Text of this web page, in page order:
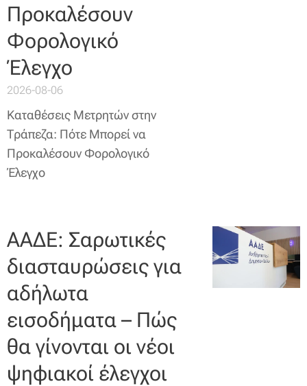
Προκαλέσουν
Φορολογικό
Έλεγχο
2026-08-06
Καταθέσεις Μετρητών στην
Τράπεζα: Πότε Μπορεί να
Προκαλέσουν Φορολογικό
Έλεγχο
ΑΑΔΕ: Σαρωτικές
διασταυρώσεις για
αδήλωτα
εισοδήματα – Πώς
θα γίνονται οι νέοι
ψηφιακοί έλεγχοι